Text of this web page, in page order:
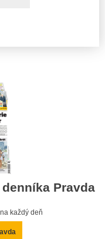
Pravda
každý deň